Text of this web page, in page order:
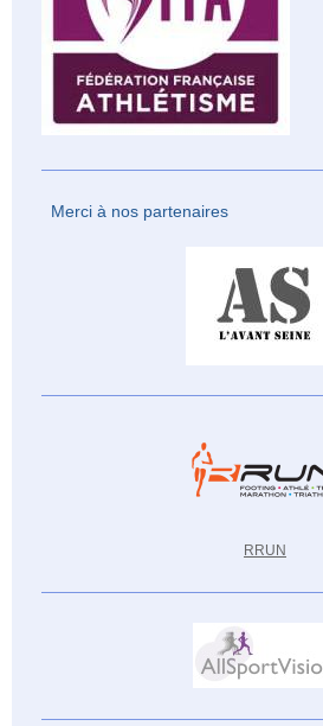
Merci à nos partenaires
RRUN